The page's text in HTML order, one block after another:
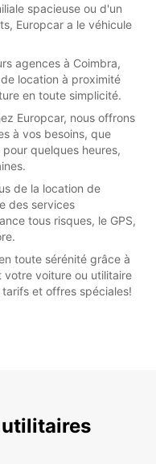
spacieuse ou d'un
Europcar a le véhicule
agences à Coimbra,
location à proximité
en toute simplicité.
Europcar, nous offrons
à vos besoins, que
quelques heures,
de la location de
des services
tous risques, le GPS,
toute sérénité grâce à
votre voiture ou utilitaire
et offres spéciales!